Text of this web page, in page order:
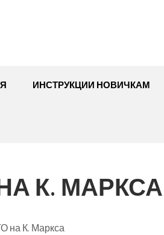
ИНСТРУКЦИИ НОВИЧКАМ
К. МАРКСА
на К. Маркса